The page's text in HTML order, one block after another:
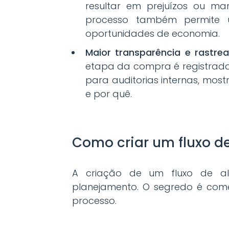
resultar em prejuízos ou
processo também permite
oportunidades de economia.
Maior transparência e
etapa da compra é
para auditorias internas,
e por quê.
Como criar um fluxo
A criação de um fluxo de
planejamento. O segredo é
processo.